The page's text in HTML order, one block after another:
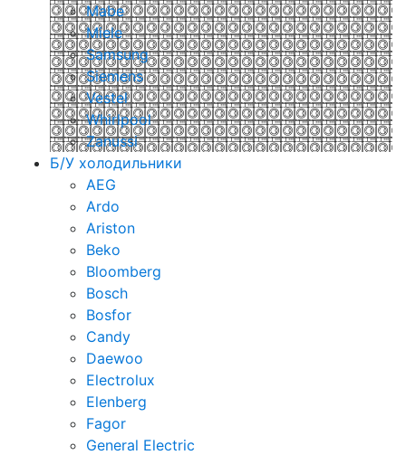
Mabe
Miele
Samsung
Siemens
Vestel
Whirlpool
Zanussi
Б/У холодильники
AEG
Ardo
Ariston
Beko
Bloomberg
Bosch
Bosfor
Candy
Daewoo
Electrolux
Elenberg
Fagor
General Electric